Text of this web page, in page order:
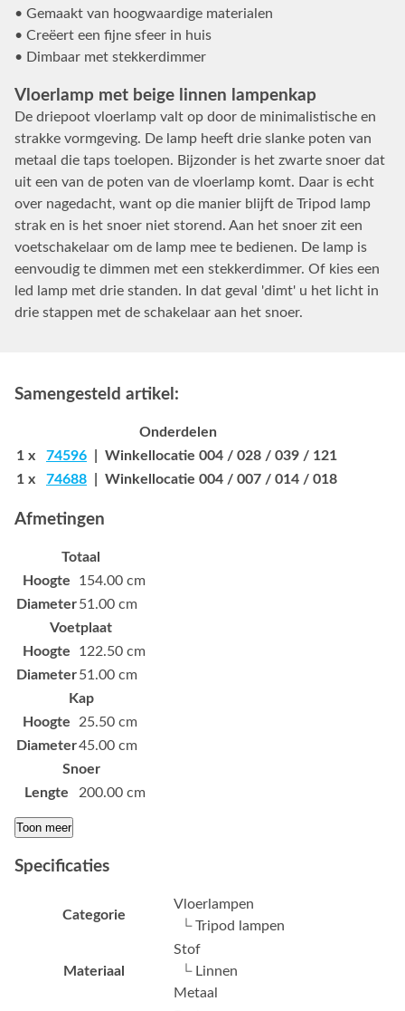
• Gemaakt van hoogwaardige materialen
• Creëert een fijne sfeer in huis
• Dimbaar met stekkerdimmer
Vloerlamp met beige linnen lampenkap
De driepoot vloerlamp valt op door de minimalistische en
strakke vormgeving. De lamp heeft drie slanke poten van
metaal die taps toelopen. Bijzonder is het zwarte snoer dat
uit een van de poten van de vloerlamp komt. Daar is echt
over nagedacht, want op die manier blijft de Tripod lamp
strak en is het snoer niet storend. Aan het snoer zit een
voetschakelaar om de lamp mee te bedienen. De lamp is
eenvoudig te dimmen met een stekkerdimmer. Of kies een
led lamp met drie standen. In dat geval 'dimt' u het licht in
drie stappen met de schakelaar aan het snoer.
Samengesteld artikel:
Onderdelen
1 x 74596 | Winkellocatie 004 / 028 / 039 / 121
1 x 74688 | Winkellocatie 004 / 007 / 014 / 018
Afmetingen
Totaal
Hoogte
154.00 cm
Diameter51.00 cm
Voetplaat
Hoogte
122.50 cm
Diameter51.00 cm
Kap
Hoogte
25.50 cm
Diameter45.00 cm
Snoer
Lengte
200.00 cm
Toon meer
Specificaties
Categorie
Vloerlampen
└ Tripod lampen
Materiaal
Stof
└ Linnen
Metaal